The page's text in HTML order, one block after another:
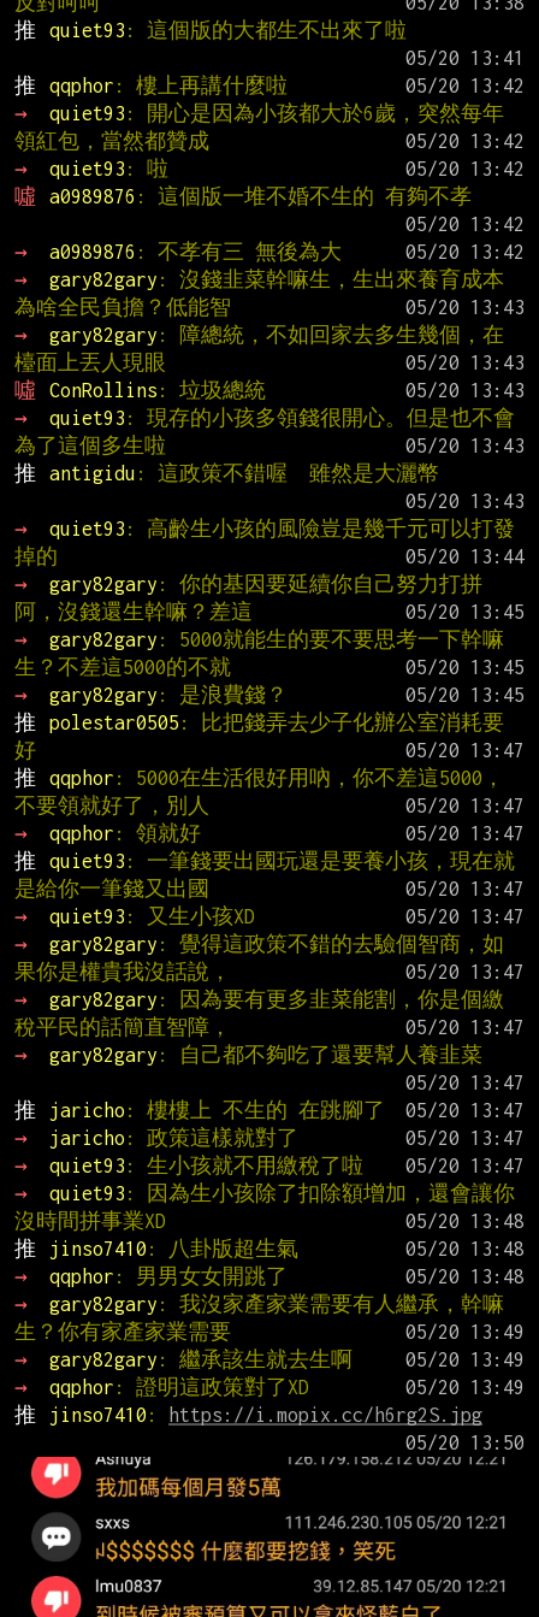
推
quiet93 : 這個版的大都生不出來了啦
推
qqphor : 樓上再講什麼啦
→
quiet93 : 開心是因為小孩都大於6歲，突然每年
領紅包，當然都贊成
→
quiet93 : 啦
噓
a0989876 : 這個版一堆不婚不生的 有夠不孝
→
a0989876 : 不孝有三 無後為大
→
gary82gary : 沒錢韭菜幹嘛生，生出來養育成本
為啥全民負擔？低能智
→
gary82gary : 障總統，不如回家去多生幾個，在
檯面上丟人現眼
噓
ConRollins : 垃圾總統
→
quiet93 : 現存的小孩多領錢很開心。但是也不會
為了這個多生啦
推
antigidu : 這政策不錯喔  雖然是大灑幣
→
quiet93 : 高齡生小孩的風險豈是幾千元可以打發
掉的
→
gary82gary : 你的基因要延續你自己努力打拼
阿，沒錢還生幹嘛？差這
→
gary82gary : 5000就能生的要不要思考一下幹嘛
生？不差這5000的不就
→
gary82gary : 是浪費錢？
推
polestar0505 : 比把錢弄去少子化辦公室消耗要
好
推
qqphor : 5000在生活很好用吶，你不差這5000，
不要領就好了，別人
→
qqphor : 領就好
推
quiet93 : 一筆錢要出國玩還是要養小孩，現在就
是給你一筆錢又出國
→
quiet93 : 又生小孩XD
→
gary82gary : 覺得這政策不錯的去驗個智商，如
果你是權貴我沒話說，
→
gary82gary : 因為要有更多韭菜能割，你是個繳
稅平民的話簡直智障，
→
gary82gary : 自己都不夠吃了還要幫人養韭菜
推
jaricho : 樓樓上 不生的 在跳腳了
→
jaricho : 政策這樣就對了
→
quiet93 : 生小孩就不用繳稅了啦
→
quiet93 : 因為生小孩除了扣除額增加，還會讓你
沒時間拼事業XD
推
jinso7410 : 八卦版超生氣
→
qqphor : 男男女女開跳了
→
gary82gary : 我沒家產家業需要有人繼承，幹嘛
生？你有家產家業需要
→
gary82gary : 繼承該生就去生啊
→
qqphor : 證明這政策對了XD
推
jinso7410 :
https://i.mopix.cc/h6rg2S.jpg